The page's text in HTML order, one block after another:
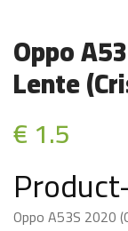
Oppo
Lente
€ 1.5
Oppo A53S 2020